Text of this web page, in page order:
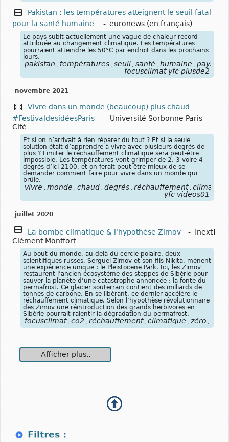
Pakistan : les températures atteignent le seuil fatal
pour la santé humaine
- euronews (en français)
Le pays subit actuellement une vague de chaleur record
attribuée au changement climatique. Les températures
pourraient atteindre les 50°C par endroit dans les prochains
jours.
pakistan températures seuil santé humaine pays
focusclimat yfc plusde2
novembre 2021
Vivre dans un monde (beaucoup) plus chaud
#FestivaldesidéesParis
- Université Sorbonne Paris
Cité
Et si on n’arrivait à rien réparer du tout ? Et si la seule
solution était d’apprendre à vivre avec plusieurs degrés de
plus ? Limiter le réchauffement climatique sera peut-être
impossible. Les températures vont grimper de 2, 3 voire 4
degrés d’ici 2100, et on ferait peut-être mieux de se
demander comment faire pour vivre dans un monde qui
brûle.
vivre monde chaud degrés réchauffement
yfc videos01
juillet 2020
La bombe climatique & l'hypothèse Zimov - [next]
Clément Montfort
Au bout du monde, au-delà du cercle polaire, deux
scientifiques russes, Serguei Zimov et son fils Nikita, mènent
une expérience unique : le Pleistocene Park. Ici, les Zimov
restaurent l’ancien écosystème des steppes de Sibérie pour
sauver la planète d’une catastrophe annoncée : la fonte du
permafrost. Ce glacier souterrain contient des milliards de
tonnes de carbone. En se libérant, ce dernier accélère le
réchauffement climatique. Selon l’hypothèse révolutionnaire
des Zimov une réintroduction des grands herbivores en
Sibérie pourrait ralentir la dégradation du permafrost.
focusclimat co2 réchauffement climatique zéro
Afficher plus..